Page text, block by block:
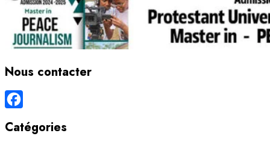
Nous contacter
Catégories